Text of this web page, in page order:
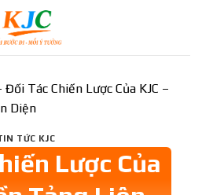
Đối Tác Chiến Lược Của KJC –
Diện
TỨC KJC
Lược Của